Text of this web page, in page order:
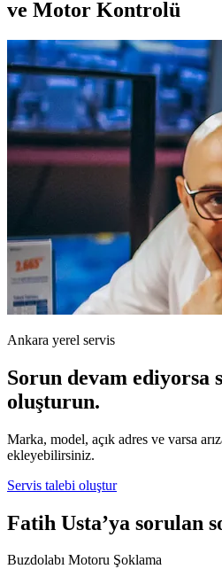
ve Motor Kontrolü
Ankara yerel servis
Sorun devam ediyorsa
oluşturun.
Marka, model, açık adres ve varsa
ekleyebilirsiniz.
Servis talebi oluştur
Fatih Usta’ya sorulan
Buzdolabı Motoru Şoklama